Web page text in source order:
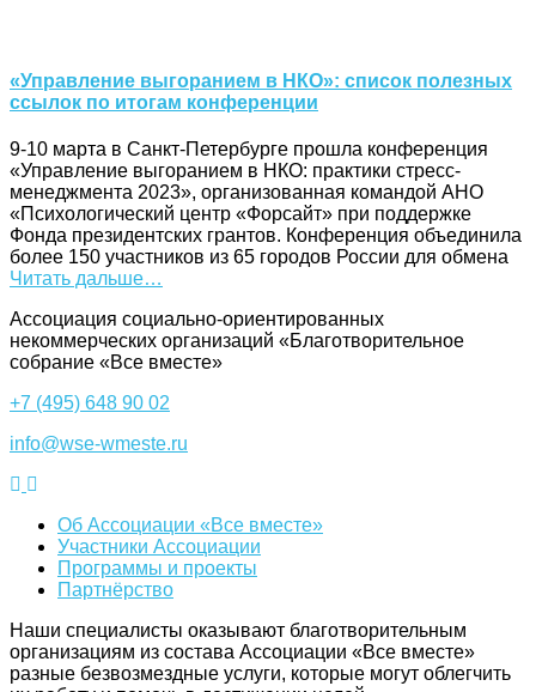
«Управление выгоранием в НКО»: список полезных
ссылок по итогам конференции
9-10 марта в Санкт-Петербурге прошла конференция
«Управление выгоранием в НКО: практики стресс-
менеджмента 2023», организованная командой АНО
«Психологический центр «Форсайт» при поддержке
Фонда президентских грантов. Конференция объединила
более 150 участников из 65 городов России для обмена
Читать дальше…
Ассоциация cоциально-ориентированных
некоммерческих организаций «Благотворительное
собрание «Все вместе»
+7 (495) 648 90 02
info@wse-wmeste.ru
Об Ассоциации «Все вместе»
Участники Ассоциации
Программы и проекты
Партнёрство
Наши специалисты оказывают благотворительным
организациям из состава Ассоциации «Все вместе»
разные безвозмездные услуги, которые могут облегчить